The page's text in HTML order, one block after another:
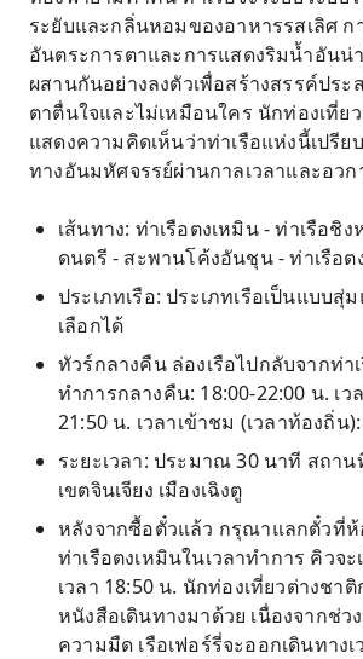
ระยับและกลิ่นหอมของอาหารรสเลิศ ก
อันตระการตาและการแสดงริมน้ำอันน่
ผสานกันอย่างลงตัวเพื่อสร้างสรรค์ปร
ตาตื่นใจและไม่เหมือนใคร นักท่องเที่ย
แสดงความคิดเห็นว่าท่าเรือแห่งนี้เปรีย
ทางอันมหัศจรรย์ผ่านกาลเวลาและอวก
เส้นทาง: ท่าเรือตงเหมิน - ท่าเรือชิ
ดนตรี - สะพานโค้งอันชุน - ท่าเรือต
ประเภทเรือ: ประเภทเรือเป็นแบบสุ่
เลือกได้
ทัวร์กลางคืน ล่องเรือไปกลับจากท่า
ทำการกลางคืน: 18:00-22:00 น. เว
21:50 น. เวลาเข้าชม (เวลาท้องถิ่น
ระยะเวลา: ประมาณ 30 นาที สถาน
เขตจินเจียง เมืองเฉิงตู
หลังจากซื้อตั๋วแล้ว กรุณาแลกตั๋วที่ห้
ท่าเรือตงเหมินในเวลาทำการ คิวจะ
เวลา 18:50 น. นักท่องเที่ยวต่างชา
หนังสือเดินทางมาด้วย เนื่องจากช่ว
ความมืด เรือเฟอร์รี่จะออกเดินทางเ